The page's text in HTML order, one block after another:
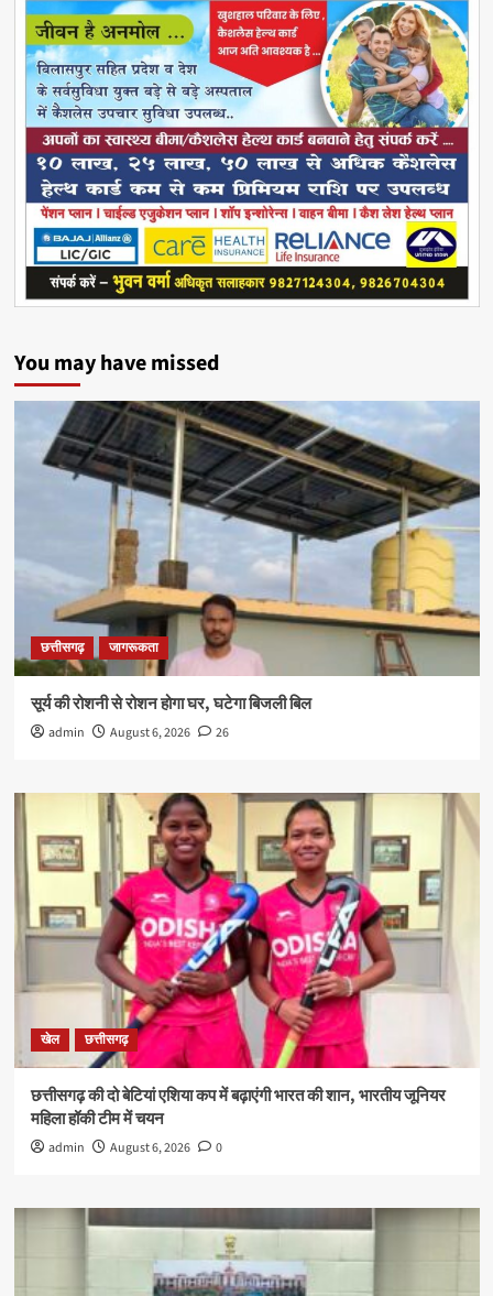
You may have missed
छत्तीसगढ़ जागरूकता
सूर्य की रोशनी से रोशन होगा घर, घटेगा बिजली बिल
admin August 6, 2026 26
खेल छत्तीसगढ़
छत्तीसगढ़ की दो बेटियां एशिया कप में बढ़ाएंगी भारत की शान, भारतीय जूनियर
महिला हॉकी टीम में चयन
admin August 6, 2026 0